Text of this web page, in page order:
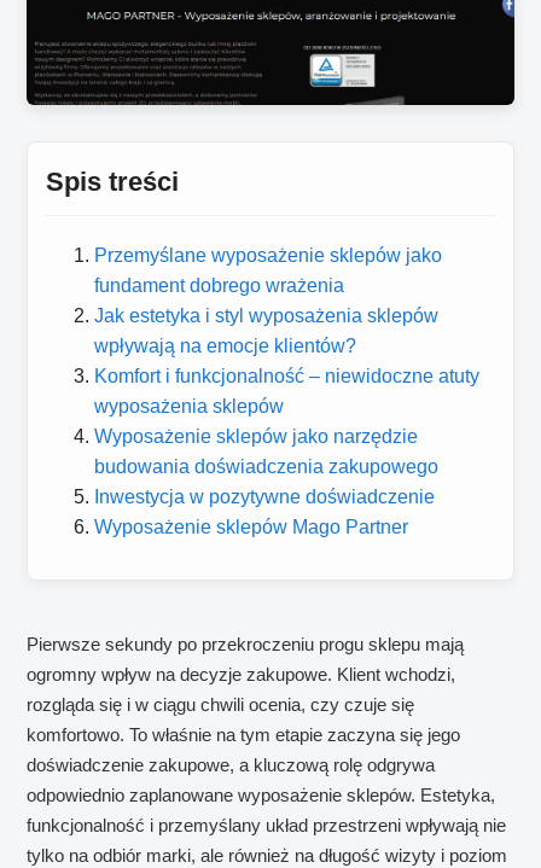
Spis treści
Przemyślane wyposażenie sklepów jako
fundament dobrego wrażenia
Jak estetyka i styl wyposażenia sklepów
wpływają na emocje klientów?
Komfort i funkcjonalność – niewidoczne atuty
wyposażenia sklepów
Wyposażenie sklepów jako narzędzie
budowania doświadczenia zakupowego
Inwestycja w pozytywne doświadczenie
Wyposażenie sklepów Mago Partner
Pierwsze sekundy po przekroczeniu progu sklepu mają
ogromny wpływ na decyzje zakupowe. Klient wchodzi,
rozgląda się i w ciągu chwili ocenia, czy czuje się
komfortowo. To właśnie na tym etapie zaczyna się jego
doświadczenie zakupowe, a kluczową rolę odgrywa
odpowiednio zaplanowane wyposażenie sklepów. Estetyka,
funkcjonalność i przemyślany układ przestrzeni wpływają nie
tylko na odbiór marki, ale również na długość wizyty i poziom